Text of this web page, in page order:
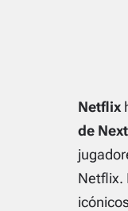
Netflix
de
Netflix.